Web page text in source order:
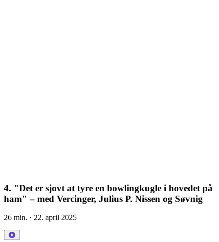
4. "Det er sjovt at tyre en bowlingkugle i hovedet på
ham" – med Vercinger, Julius P. Nissen og Søvnig
26 min. · 22. april 2025